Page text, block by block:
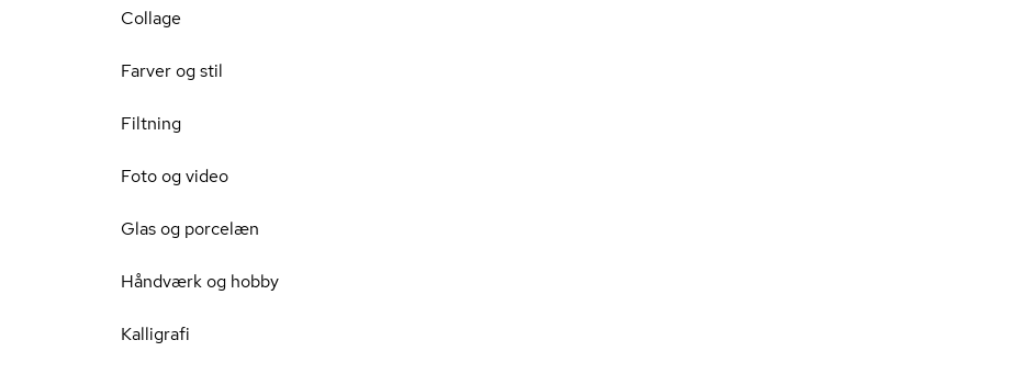
Collage
Farver og stil
Filtning
Foto og video
Glas og porcelæn
Håndværk og hobby
Kalligrafi